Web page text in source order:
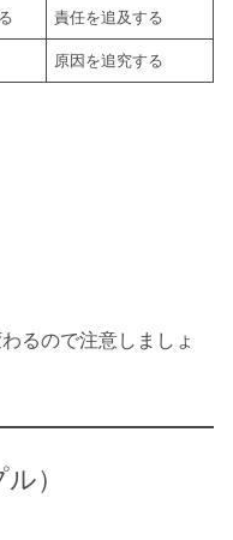
責任を追及する
原因を追究する
るので注意しましょ
）